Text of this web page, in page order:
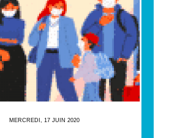
MERCREDI, 17 JUIN 2020